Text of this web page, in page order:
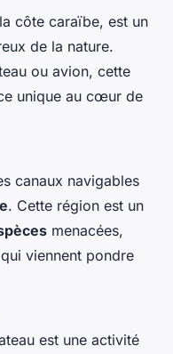
côte caraïbe, est un
de la nature.
ou avion, cette
unique au cœur de
canaux navigables
. Cette région est un
menacées,
viennent pondre
est une activité